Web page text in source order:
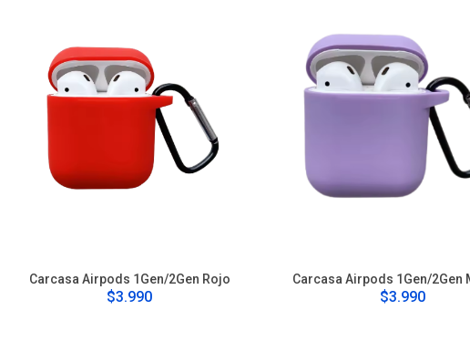
Carcasa Airpods 1Gen/2Gen Rojo
$3.990
Carcasa Airpods 1Gen/2Gen
$3.990